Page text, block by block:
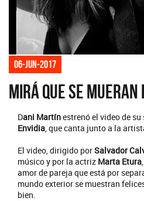
06-jun-2017
Mirá Que Se Mueran
Dani Martínestrenó el video de
Envidia, que canta junto a la
El video, dirigido porSalvador
músico y por la actriz Marta Etura
amor de pareja que está por
mundo exterior se muestran
bien.